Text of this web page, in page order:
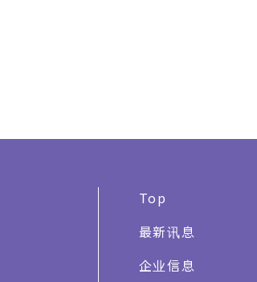
Top
最新讯息
企业信息